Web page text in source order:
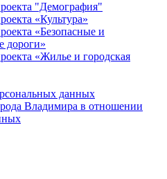
"Демография"
«Культура»
«Безопасные и
дороги»
«Жилье и городская
данных
Владимира в отношении